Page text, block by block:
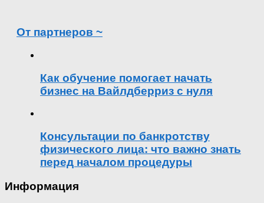
От партнеров ~
Как обучение помогает начать
бизнес на Вайлдберриз с нуля
Консультации по банкротству
физического лица: что важно знать
перед началом процедуры
Информация